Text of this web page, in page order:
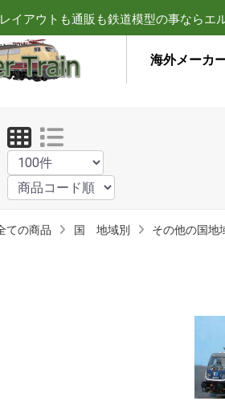
イアウトも通販も鉄道模型の事ならエ
海外メーカ
ての商品 国 地域別 その他の国地